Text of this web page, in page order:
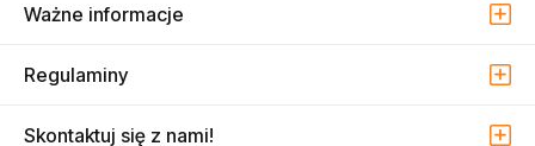
Ważne informacje
Regulaminy
Skontaktuj się z nami!